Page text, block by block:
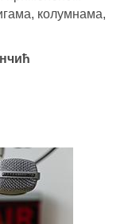
колумнама,